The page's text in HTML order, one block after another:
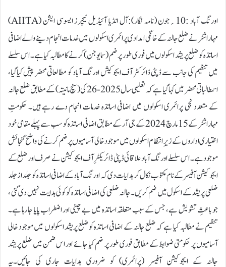
اورنگ آباد :10؍جون (نامہ نگار):آل انڈیا آئیڈیل ٹیچرز ایسوسی ایشن (AIITA)
مہاراشٹر نے ضلع جالنہ کے خانگی امدادی پرائمری اسکولوں میں خدمات انجام دینے والے اضافی
اساتذہ کو ضلع پریشد اسکولوں میں فوری طور پر ضم (سمایوجن) کرنے کا مطالبہ کیا ہے۔ اس سلسلے
میں تنظیم کی جانب سے ڈپٹی ڈائرکٹر آف ایجوکیش اورنگ آباد کو مطالعاتی محضر پیش کیاگیا،
اسمطالباتی محضر میں کہا گیا ہے کہ تعلیمی سال 2025-26 کی (سنچ مانیتہ) کے مطابق ضلع جالنہ
کے متعدد نجی پرائمری اسکولوں میں اضافی اساتذہ خدمات انجام دے رہے ہیں۔ حکومتِ
مہاراشٹر کے 15 مارچ 2024 کے جی آر کے مطابق اضافی اساتذہ کو سب سے پہلے مقامی خود
اختیاری اداروں کے زیرِ انتظام اسکولوں میں موجود خالی آسامیوں پر ضم کرنے کی واضح گنجائش
موجود ہے۔ اس سلسلے اورنگ آباد علاقائی ڈپٹی ڈائریکٹرِ آف ایجوکیشن نے صرف اور ضلع کے
ایجوکیشن آفیسر کے نام مکتوب نکال کر ہدایات دی کہ اورنگ آباد کے اضافی اساتذہ کو جلد از جلد
ضلعی پریشد کے اسکول میں ضم کریں۔جالنہ ضلعی کی اضافی اساتذہ کوکوئی ہدایت نہیں دی گئی ،
جو باعثِ تشویش ہے، جس کے سبب متعلقہ اساتذہ میں بے چینی اور اضطراب پایا جا رہا ہے۔
تنظیم نے مطالبہ کیا ہے کہ ضلع جالنہ کے اضافی اساتذہ کو ضلع پریشد اسکولوں میں موجود خالی
آسامیوں پر حکومتی ضوابط کے مطابق فوری طور پر ضم کیا جائے اور اس ضمن میں ضلع پریشد
جالنہ کے ایجوکیشن آفیسر (پرائمری) کو ضروری ہدایات جاری کی جائیں۔یہ